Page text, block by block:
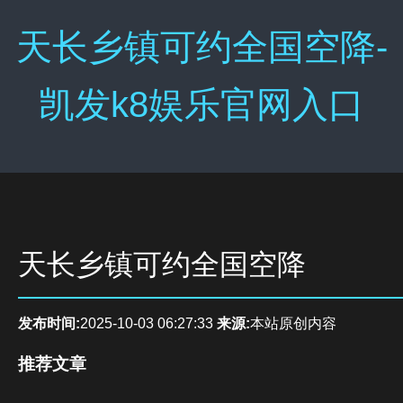
天长乡镇可约全国空降-
凯发k8娱乐官网入口
天长乡镇可约全国空降
发布时间:2025-10-03 06:27:33 来源:本站原创内容
推荐文章